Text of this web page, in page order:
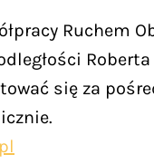
Ruchem
się za